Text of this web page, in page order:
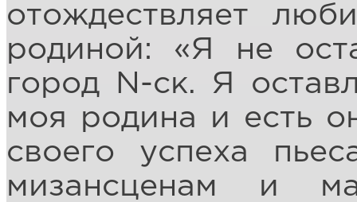
отождествляет
родиной: «Я не
город N-ск. Я
моя родина и есть
своего успеха
мизансценам и